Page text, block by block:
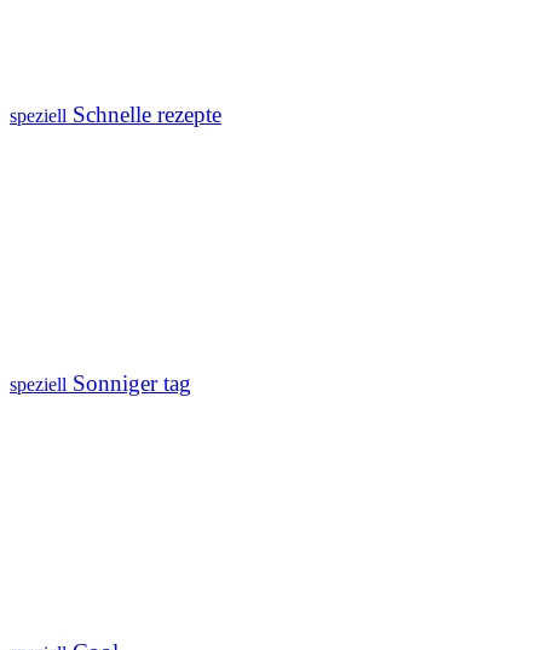
speziell Schnelle rezepte
speziell Sonniger tag